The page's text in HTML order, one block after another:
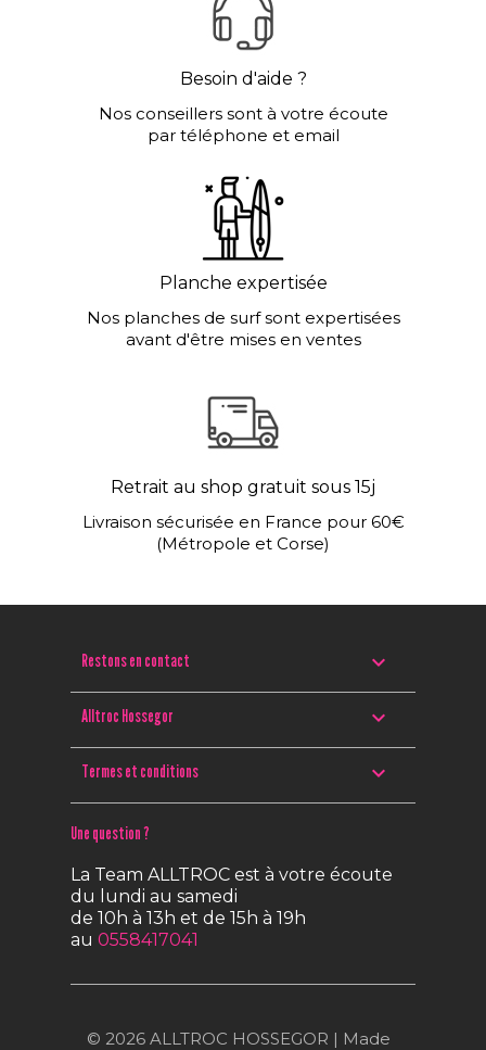
Besoin d'aide ?
Nos conseillers sont à votre écoute
par téléphone et email
Planche expertisée
Nos planches de surf sont expertisées
avant d'être mises en ventes
Retrait au shop gratuit sous 15j
Livraison sécurisée en France pour 60€
(Métropole et Corse)
Restons en contact 
Alltroc Hossegor 
Termes et conditions 
Une question ?
La Team ALLTROC est à votre écoute
du lundi au samedi
de 10h à 13h et de 15h à 19h
au 0558417041
© 2026 ALLTROC HOSSEGOR | Made